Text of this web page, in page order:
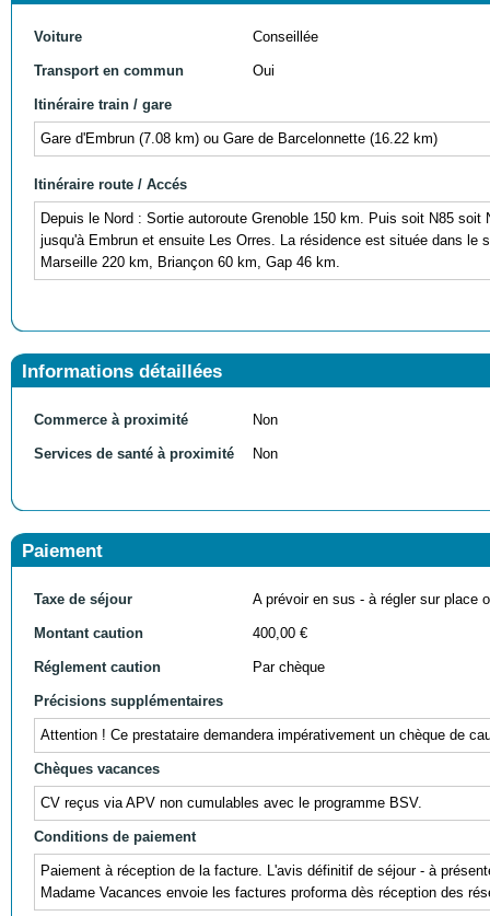
Voiture Conseillée
Transport en commun Oui
Itinéraire train / gare
Gare d'Embrun (7.08 km) ou Gare de Barcelonnette (16.22 km)
Itinéraire route / Accés
Depuis le Nord : Sortie autoroute Grenoble 150 km. Puis soit N85
jusqu'à Embrun et ensuite Les Orres. La résidence est située dans
Marseille 220 km, Briançon 60 km, Gap 46 km.
Informations détaillées
Commerce à proximité Non
Services de santé à proximité Non
Paiement
Taxe de séjour A prévoir en sus - à régler sur place
Montant caution 400,00 €
Réglement caution Par chèque
Précisions supplémentaires
Attention ! Ce prestataire demandera impérativement un chèque de
Chèques vacances
CV reçus via APV non cumulables avec le programme BSV.
Conditions de paiement
Paiement à réception de la facture. L'avis définitif de séjour - à
Madame Vacances envoie les factures proforma dès réception des